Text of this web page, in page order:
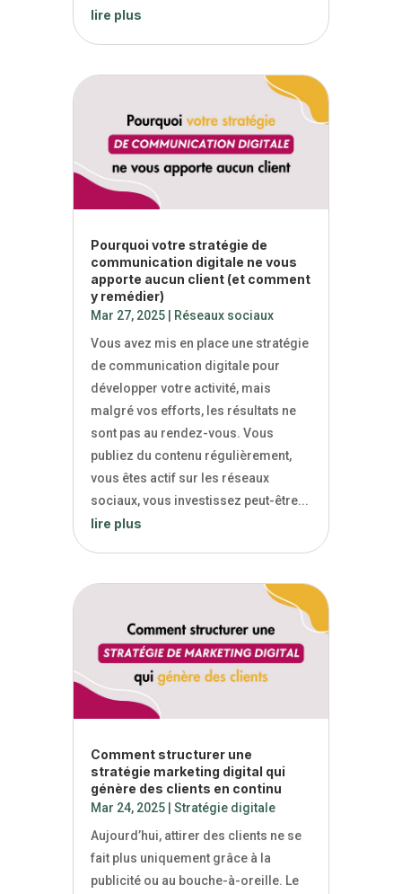
lire plus
Pourquoi votre stratégie de
communication digitale ne vous
apporte aucun client (et comment
y remédier)
Mar 27, 2025|
Réseaux sociaux
Vous avez mis en place une stratégie
de communication digitale pour
développer votre activité, mais
malgré vos efforts, les résultats ne
sont pas au rendez-vous. Vous
publiez du contenu régulièrement,
vous êtes actif sur les réseaux
sociaux, vous investissez peut-être...
lire plus
Comment structurer une
stratégie marketing digital qui
génère des clients en continu
Mar 24, 2025| Stratégie digitale
Aujourd’hui, attirer des clients ne se
fait plus uniquement grâce à la
publicité ou au bouche-à-oreille. Le